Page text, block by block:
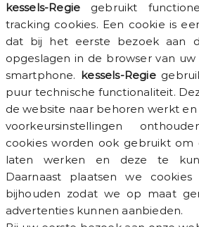
kessels-Regie gebruikt
tracking cookies. Een cookie is
dat bij het eerste bezoek aan
opgeslagen in de browser van
smartphone. kessels-Regie
puur technische functionaliteit.
de website naar behoren werkt
voorkeursinstellingen
cookies worden ook gebruikt
laten werken en deze te
Daarnaast plaatsen we
bijhouden zodat we op maat
advertenties kunnen aanbieden.